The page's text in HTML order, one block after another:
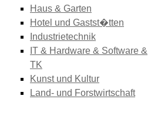
Haus & Garten
Hotel und Gastst�tten
Industrietechnik
IT & Hardware & Software &
TK
Kunst und Kultur
Land- und Forstwirtschaft